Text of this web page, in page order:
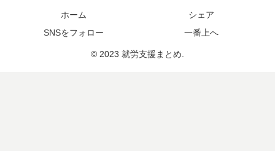
ホーム
シェア
SNSをフォロー
一番上へ
© 2023 就労支援まとめ.